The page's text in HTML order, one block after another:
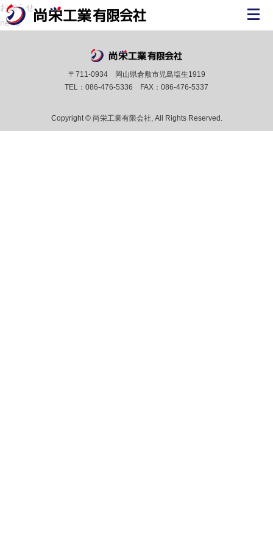
お知らせ
news
〒711-0934 岡山県倉敷市児島塩生1919
TEL：086-476-5336 FAX：086-476-5337
Copyright © 尚栄工業有限会社, All Rights Reserved.